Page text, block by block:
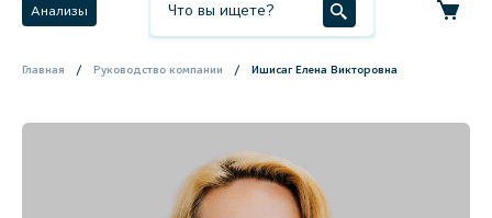
Анализы
Главная Руководство компании Ишисаг Елена Викторовна